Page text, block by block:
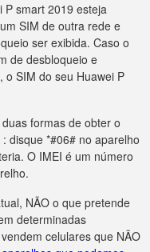
P smart 2019 esteja
SIM de outra rede e
ser exibida. Caso o
de desbloqueio e
o SIM do seu Huawei P
formas de obter o
disque *#06# no aparelho
O IMEI é um número
NÃO o que pretende
determinadas
celulares que NÃO